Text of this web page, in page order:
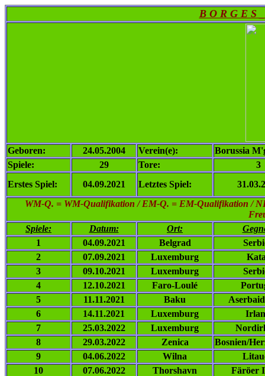
B O R G E S
Geboren: 24.05.2004 Verein(e):
Borussia
Spiele:
29 Tore:
3
Erstes Spiel:
04.09.2021 Letztes Spiel:
WM-Q. = WM-Qualifikation / EM-Q. = EM-Qualifikation /
Spiele:
Datum: Ort:
1
04.09.2021 Belgrad
2
07.09.2021 Luxemburg
3
09.10.2021 Luxemburg
4
12.10.2021 Faro-Loulé
5
11.11.2021 Baku
6
14.11.2021 Luxemburg
7
25.03.2022 Luxemburg
8
29.03.2022 Zenica
Bosnien/
9
04.06.2022 Wilna
10
07.06.2022 Thorshavn
Färöer